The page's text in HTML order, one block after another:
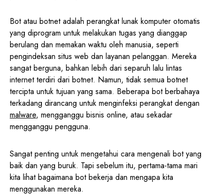
Bot atau botnet adalah perangkat lunak komputer otomatis
yang diprogram untuk melakukan tugas yang dianggap
berulang dan memakan waktu oleh manusia, seperti
pengindeksan situs web dan layanan pelanggan. Mereka
sangat berguna, bahkan lebih dari separuh lalu lintas
internet terdiri dari botnet. Namun, tidak semua botnet
tercipta untuk tujuan yang sama. Beberapa bot berbahaya
terkadang dirancang untuk menginfeksi perangkat dengan
malware, mengganggu bisnis online, atau sekadar
mengganggu pengguna.
Sangat penting untuk mengetahui cara mengenali bot yang
baik dan yang buruk. Tapi sebelum itu, pertama-tama mari
kita lihat bagaimana bot bekerja dan mengapa kita
menggunakan mereka.